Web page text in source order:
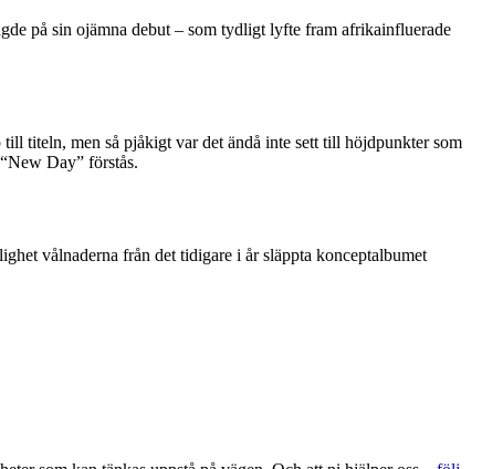
på sin ojämna debut – som tydligt lyfte fram afrikainfluerade
till titeln, men så pjåkigt var det ändå inte sett till höjdpunkter som
Day” förstås.
vålnaderna från det tidigare i år släppta konceptalbumet